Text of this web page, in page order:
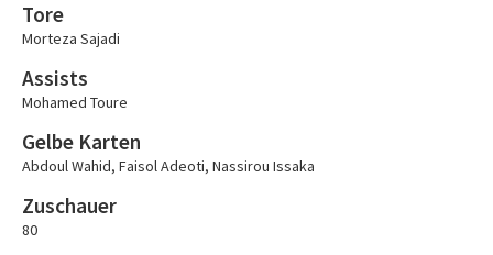
Tore
Morteza Sajadi
Assists
Mohamed Toure
Gelbe Karten
Abdoul Wahid, Faisol Adeoti, Nassirou Issaka
Zuschauer
80